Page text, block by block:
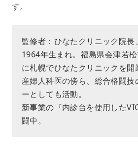
す。
監修者：ひなたクリニック院長
1964年生まれ。福島県会津若
に札幌でひなたクリニックを開
産婦人科医の傍ら、総合格闘技
ーとしても活動。
新事業の『内診台を使用した
闘中。